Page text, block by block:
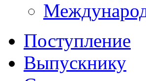
Поступление
Выпускнику